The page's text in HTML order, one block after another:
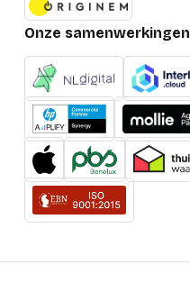
Onze samenwerkingen